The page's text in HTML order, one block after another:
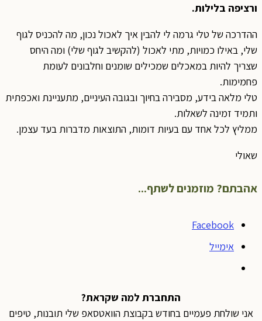
ורציפה בלילות.
ההדרכה של טלי גרמה לי להבין איך לאכול נכון, מה להכניס לגוף
שלי, באילו כמויות, מתי לאכול (להקשיב לגוף שלי) ומה היחס
שצריך להיות במאכלים שמכילים שומנים וחלבונים לעומת
פחמימות.
טלי מלאה בידע, מסבירה בחיוך ובגובה העיניים, מתעניינת ואכפתית
ותמיד זמינה לשאלות.
ממליץ לכל אחד עם בעיות דומות, התוצאות מדברות בעד עצמן.
שאולי
אהבתם? מוזמנים לשתף...
Facebook
אימייל
התחברת למה שקראת?
אני שולחת פעמיים בחודש בקבוצת הוואטסאפ שלי תובנות, טיפים